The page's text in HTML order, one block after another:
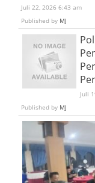
Juli 22, 2026 6:43 am
Published by MJ
Juli
Published by MJ